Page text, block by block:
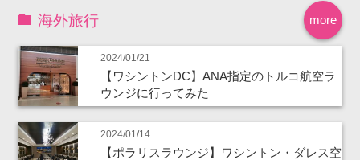
more
海外旅行
2024/01/21
【ワシントンDC】ANA指定のトルコ航空ラ
ウンジに行ってみた
2024/01/14
【ポラリスラウンジ】ワシントン・ダレス空